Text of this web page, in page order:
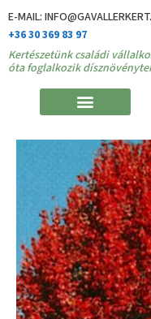
E-MAIL:
+36 30 369 83 97
Kertészetünk családi
óta foglalkozik